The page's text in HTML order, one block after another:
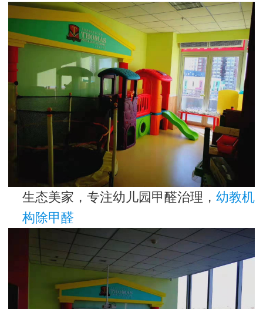
生态美家，专注幼儿园甲醛治理， 幼教机
构除甲醛